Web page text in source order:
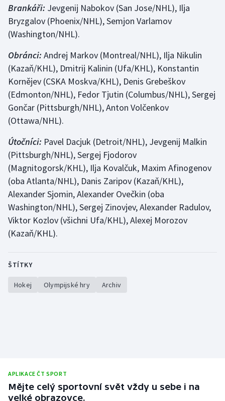
Moderní pětiboj
Motorsport
Olympijské hry
Parasport
Plavání
Ragby
Rychlobruslení
Rychlostní kanoistika
Short track
Volejbal
Ostatní
Brankáři: Jevgenij Nabokov (San Jose/NHL), Ilja
Bryzgalov (Phoenix/NHL), Semjon Varlamov
(Washington/NHL).
Obránci: Andrej Markov (Montreal/NHL), Ilja Nikulin
(Kazaň/KHL), Dmitrij Kalinin (Ufa/KHL), Konstantin
Kornějev (CSKA Moskva/KHL), Denis Grebeškov
(Edmonton/NHL), Fedor Tjutin (Columbus/NHL), Sergej
Gončar (Pittsburgh/NHL), Anton Volčenkov
(Ottawa/NHL).
Útočníci: Pavel Dacjuk (Detroit/NHL), Jevgenij Malkin
(Pittsburgh/NHL), Sergej Fjodorov
(Magnitogorsk/KHL), Ilja Kovalčuk, Maxim Afinogenov
(oba Atlanta/NHL), Danis Zaripov (Kazaň/KHL),
Alexander Sjomin, Alexander Ovečkin (oba
Washington/NHL), Sergej Zinovjev, Alexander Radulov,
Viktor Kozlov (všichni Ufa/KHL), Alexej Morozov
(Kazaň/KHL).
ŠTÍTKY
Hokej Olympijské hry Archiv
APLIKACE ČT SPORT
Mějte celý sportovní svět vždy u sebe i na
velké obrazovce.